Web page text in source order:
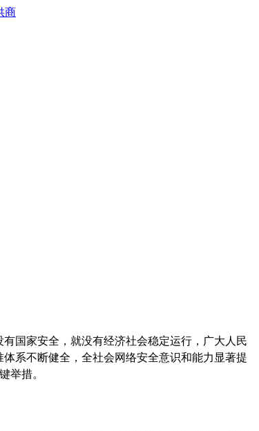
国家安全，就没有经济社会稳定运行，广大人民
系不断健全，全社会网络安全意识和能力显著提
举措。